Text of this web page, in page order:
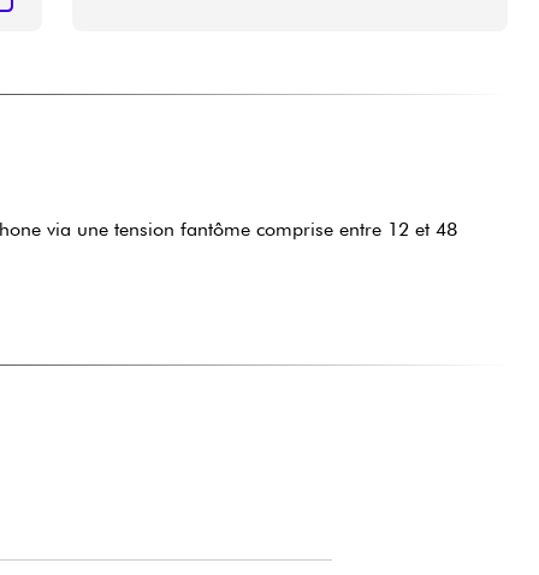
via une tension fantôme comprise entre 12 et 48